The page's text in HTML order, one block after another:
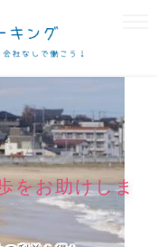
をお助けしま